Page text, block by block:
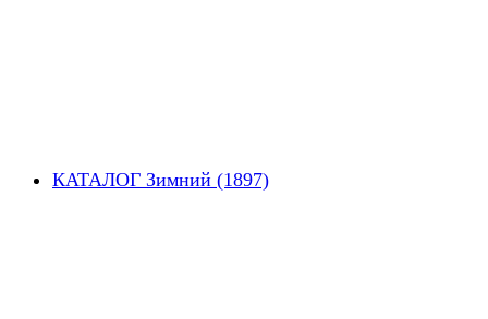
КАТАЛОГ Зимний (1897)